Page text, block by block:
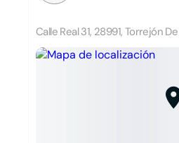
Calle Real 31, 28991, Torrejón